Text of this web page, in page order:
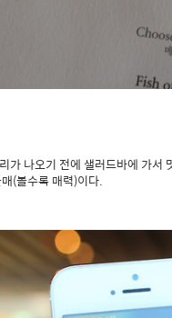
가 나오기 전에 샐러드바에 가서
(볼수록 매력)이다.